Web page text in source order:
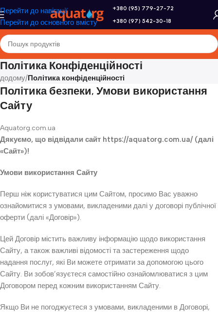
Перейти до навігації
Перейти до основного вмісту
+380 (95) 779-27-72
+380 (97) 542-30-18
Політика Конфіденційності
додому/Політика конфіденційності
Політика безпеки, Умови використання
Сайту
Aquatorg.com.ua
Дякуємо, що відвідали сайт https://aquatorg.com.ua/ (далі
«Сайт»)!
Умови використання Сайту
Перш ніж користуватися цим Сайтом, просимо Вас уважно
ознайомитися з умовами, викладеними далі у договорі публічної
оферти (далі «Договір»).
Цей Договір містить важливу інформацію щодо використання
Сайту, а також важливі відомості та застереження щодо
надання послуг, які Ви можете отримати за допомогою цього
Сайту. Ви зобов’язуєтеся самостійно ознайомлюватися з цим
Договором перед кожним використанням Сайту.
Якщо Ви не погоджуєтеся з умовами, викладеними в Договорі,